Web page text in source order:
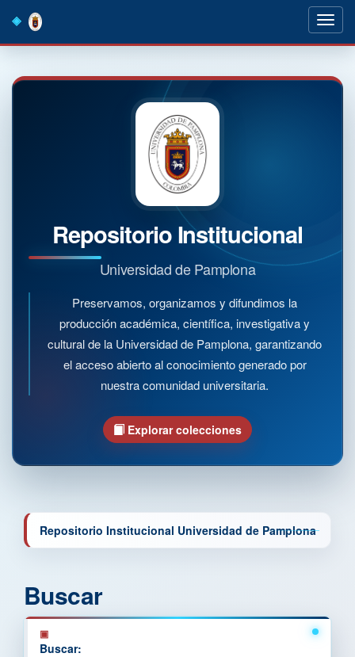
navigation
Repositorio Institucional
Universidad de Pamplona
Preservamos, organizamos y difundimos la
producción académica, científica, investigativa y
cultural de la Universidad de Pamplona, garantizando
el acceso abierto al conocimiento generado por
nuestra comunidad universitaria.
Explorar colecciones
Repositorio Institucional Universidad de Pamplona
Buscar
Buscar: